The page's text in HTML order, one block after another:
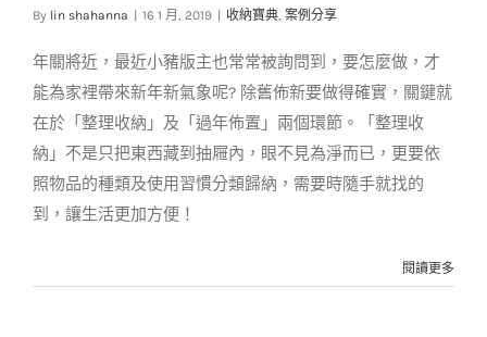
收納寶典 案例分享
By lin shahanna 16 1 月, 2019 收納寶典, 案例分享
年關將近，最近小豬版主也常常被詢問到，要怎麼做，才
能為家裡帶來新年新氣象呢? 除舊佈新要做得確實，關鍵就
在於「整理收納」及「過年佈置」兩個環節。「整理收
納」不是只把東西藏到抽屜內，眼不見為淨而已，更要依
照物品的種類及使用習慣分類歸納，需要時隨手就找的
到，讓生活更加方便！
閱讀更多